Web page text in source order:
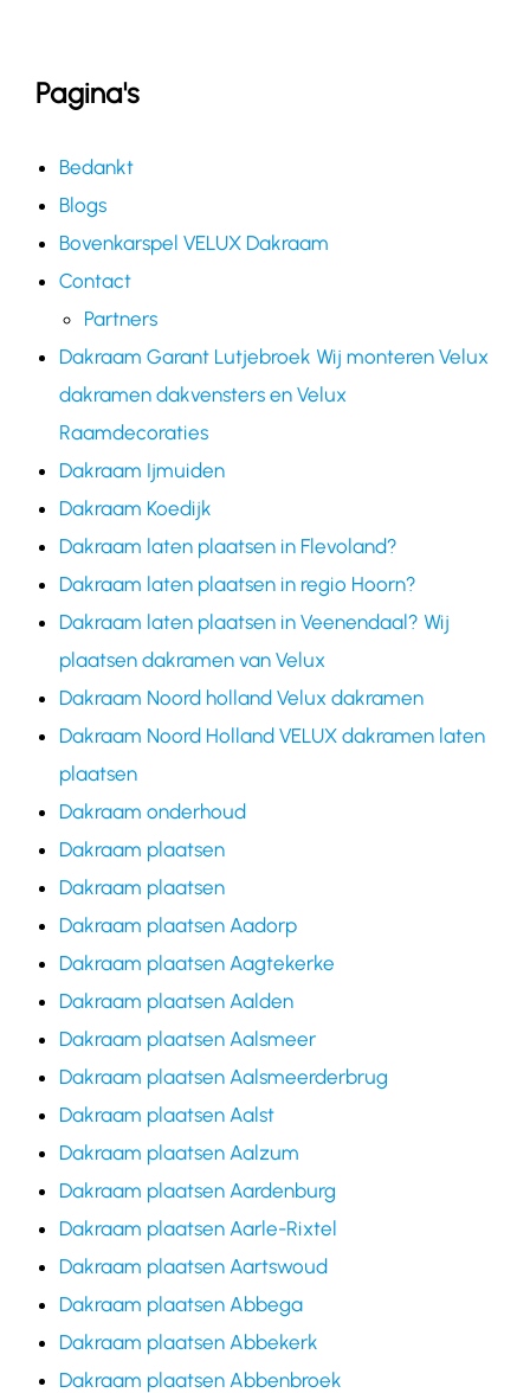
Pagina's
Bedankt
Blogs
Bovenkarspel VELUX Dakraam
Contact
Partners
Dakraam Garant Lutjebroek Wij monteren Velux
dakramen dakvensters en Velux
Raamdecoraties
Dakraam Ijmuiden
Dakraam Koedijk
Dakraam laten plaatsen in Flevoland?
Dakraam laten plaatsen in regio Hoorn?
Dakraam laten plaatsen in Veenendaal? Wij
plaatsen dakramen van Velux
Dakraam Noord holland Velux dakramen
Dakraam Noord Holland VELUX dakramen laten
plaatsen
Dakraam onderhoud
Dakraam plaatsen
Dakraam plaatsen
Dakraam plaatsen Aadorp
Dakraam plaatsen Aagtekerke
Dakraam plaatsen Aalden
Dakraam plaatsen Aalsmeer
Dakraam plaatsen Aalsmeerderbrug
Dakraam plaatsen Aalst
Dakraam plaatsen Aalzum
Dakraam plaatsen Aardenburg
Dakraam plaatsen Aarle-Rixtel
Dakraam plaatsen Aartswoud
Dakraam plaatsen Abbega
Dakraam plaatsen Abbekerk
Dakraam plaatsen Abbenbroek